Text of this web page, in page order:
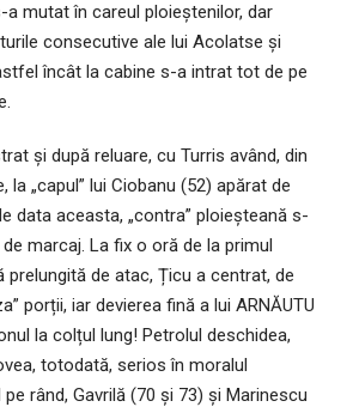
a mutat în careul ploieștenilor, dar
consecutive ale lui Acolatse și
încât la cabine s-a intrat tot de pe
și după reluare, cu Turris având, din
la „capul” lui Ciobanu (52) apărat de
data aceasta, „contra” ploieșteană s-
marcaj. La fix o oră de la primul
prelungită de atac, Țicu a centrat, de
porții, iar devierea fină a lui ARNĂUTU
la colțul lung! Petrolul deschidea,
totodată, serios în moralul
pe rând, Gavrilă (70 și 73) și Marinescu